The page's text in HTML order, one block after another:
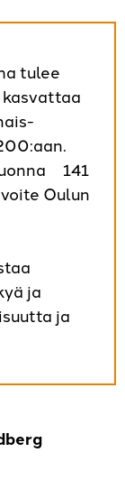
tulee
141
Oulun
ja
ja